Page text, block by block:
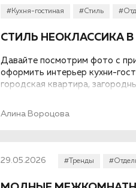
#Кухня-гостиная #Стиль
СТИЛЬ НЕОКЛАССИКА
Давайте посмотрим фото с
оформить интерьер кухни-
городская квартира,
Алина Вороцова
29.05.2026 #Тренды